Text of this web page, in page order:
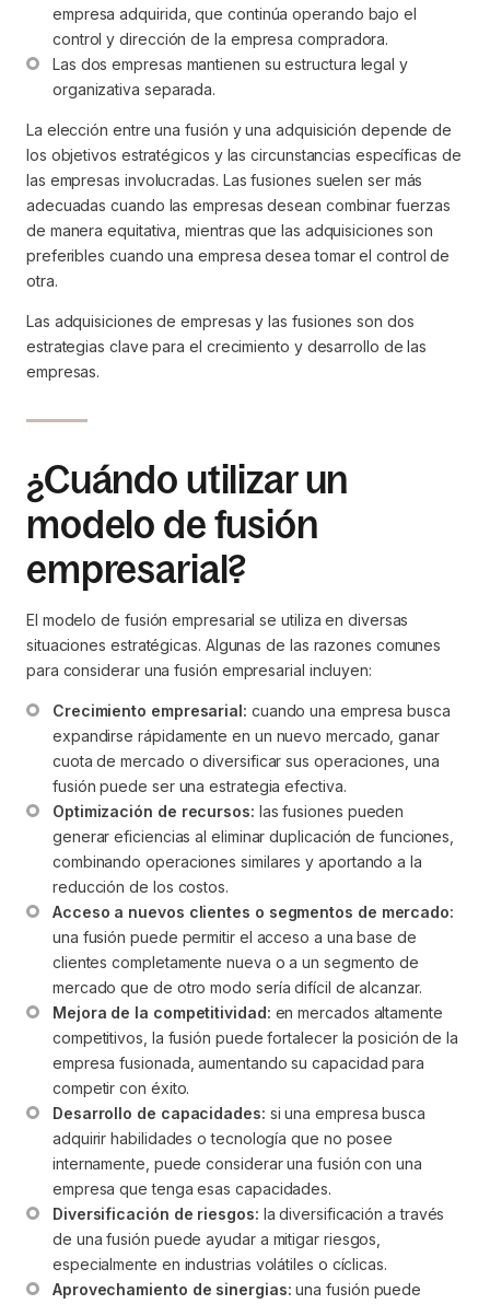
empresa adquirida, que continúa operando bajo el
control y dirección de la empresa compradora.
Las dos empresas mantienen su estructura legal y
organizativa separada.
La elección entre una fusión y una adquisición depende de
los objetivos estratégicos y las circunstancias específicas de
las empresas involucradas. Las fusiones suelen ser más
adecuadas cuando las empresas desean combinar fuerzas
de manera equitativa, mientras que las adquisiciones son
preferibles cuando una empresa desea tomar el control de
otra.
Las adquisiciones de empresas y las fusiones son dos
estrategias clave para el crecimiento y desarrollo de las
empresas.
¿Cuándo utilizar un
modelo de fusión
empresarial?
El modelo de fusión empresarial se utiliza en diversas
situaciones estratégicas. Algunas de las razones comunes
para considerar una fusión empresarial incluyen:
Crecimiento empresarial: cuando una empresa busca
expandirse rápidamente en un nuevo mercado, ganar
cuota de mercado o diversificar sus operaciones, una
fusión puede ser una estrategia efectiva.
Optimización de recursos: las fusiones pueden
generar eficiencias al eliminar duplicación de funciones,
combinando operaciones similares y aportando a la
reducción de los costos.
Acceso a nuevos clientes o segmentos de mercado:
una fusión puede permitir el acceso a una base de
clientes completamente nueva o a un segmento de
mercado que de otro modo sería difícil de alcanzar.
Mejora de la competitividad: en mercados altamente
competitivos, la fusión puede fortalecer la posición de la
empresa fusionada, aumentando su capacidad para
competir con éxito.
Desarrollo de capacidades: si una empresa busca
adquirir habilidades o tecnología que no posee
internamente, puede considerar una fusión con una
empresa que tenga esas capacidades.
Diversificación de riesgos: la diversificación a través
de una fusión puede ayudar a mitigar riesgos,
especialmente en industrias volátiles o cíclicas.
Aprovechamiento de sinergias: una fusión puede